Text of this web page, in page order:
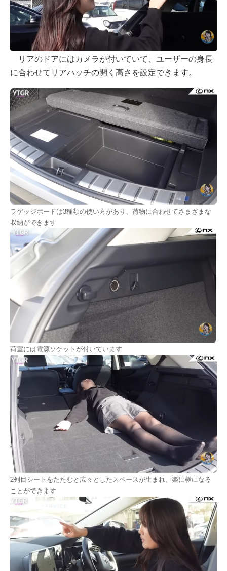
リアのドアにはカメラが付いていて、ユーザーの身長
に合わせてリアハッチの開く高さを設定できます。
ラゲッジボードは3種類の使い方があり、荷物に合わせてさまざまな
収納ができます
荷室には電源ソケットが付いています
2列目シートをたたむと広々としたスペースが生まれ、楽に横になる
ことができます